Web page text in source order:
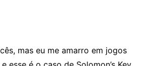
mas eu me amarro em jogos